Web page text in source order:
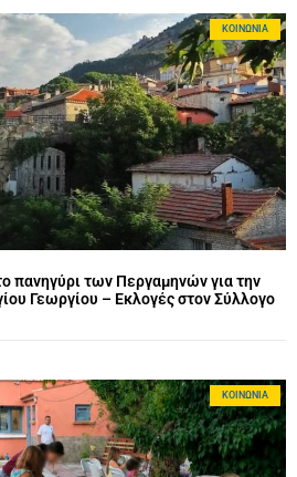
ΚΟΙΝΩΝΊΑ
πανηγύρι των Περγαμηνών για την
Γεωργίου – Εκλογές στον Σύλλογο
ΚΟΙΝΩΝΊΑ